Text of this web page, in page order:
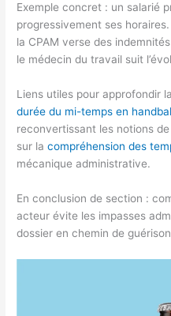
Exemple concret : un salarié
progressivement ses
la CPAM verse des
le médecin du travail suit
Liens utiles pour approfondir
durée du mi-temps en
reconvertissant les notions
sur lacompréhension des
mécanique administrative.
En conclusion de section :
acteur évite les impasses
dossier en chemin de